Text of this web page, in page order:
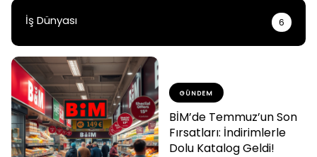
İş Dünyası 6
GÜNDEM
BİM’de Temmuz’un Son
Fırsatları: İndirimlerle
Dolu Katalog Geldi!